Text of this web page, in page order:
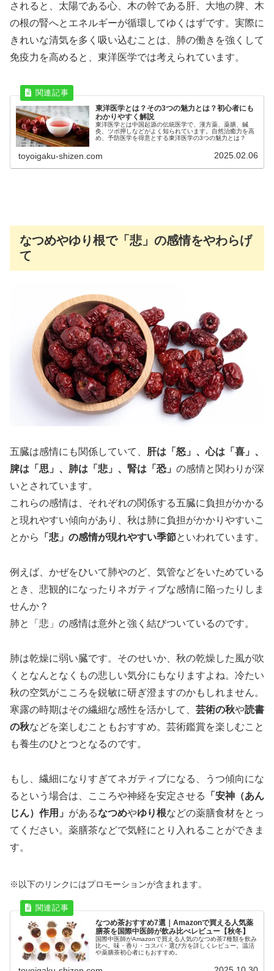
されると、太陽である心、木の幹である肝、大地の脾、木
の根の腎へとエネルギーが循環してゆくはずです。実際に
きれいな清気を多く吸い込むことは、肺の働きを強くして
免疫力を高めると、東洋医学では考えられています。
東洋医学とは？その3つの魅力とは？初心者にも
わかりやすく解説
東洋医学とは中国起源の伝統医学で、漢方薬、薬膳、鍼
灸、ツボ押しなどがよく知られています。自然治癒力を高
め、予防医学を得意とする東洋医学の3つの魅力とは？
toyoigaku-shizen.com 2025.02.06
なつめやゆり根で「悲」の感情をやわらげ
て
五臓は感情にも関係していて、 肝は「怒」、心は「喜」、
脾は「思」、肺は「悲」、腎は「恐」 の感情と関わりが深
いとされています。
これらの感情は、それぞれの関係する五臓に負担がかかる
と現れやすい傾向があり、秋は肺に負担がかかりやすいこ
とから
「悲」の感情が現れやすい季節といわれています。
例えば、かぜをひいて肺やのど、気管などをいためている
とき、悲観的になったりネガティブな感情に陥ったりしま
せんか？
肺と「悲」の感情は意外と強く結びついているのです。
肺は乾燥に弱い臓です。そのせいか、秋の乾燥した風が吹
くとなんとなくもの悲しい気分にもなりますよね。冷たい
秋の空気がこころを鋭敏に研ぎ澄ますのかもしれません。
寒露の時期はその繊細な感性を活かして、 芸術の秋や読書
の秋などを楽しむこともおすすめ。芸術鑑賞を楽しむこと
も養生のひとつとなるのです。
もし、繊細になりすぎてネガティブになる、うつ傾向にな
るという場合は、こころや神経を安定させる
「安神（あん
じん）作用」 があるなつめやゆり根などの薬膳食材をとっ
てください。薬膳茶などで気軽にとり入れることができま
す。
※以下のリンクにはプロモーションが含まれます。
なつめ茶おすすめ7選｜Amazonで買える人気薬
膳茶を国際中医師が飲み比べレビュー【秋冬】
国際中医師がAmazonで買える人気のなつめ茶7種類を飲み
比べ。味・香り・コスパ・選び方を詳しくレビュー。温活
や薬膳茶初心者にもおすすめ。